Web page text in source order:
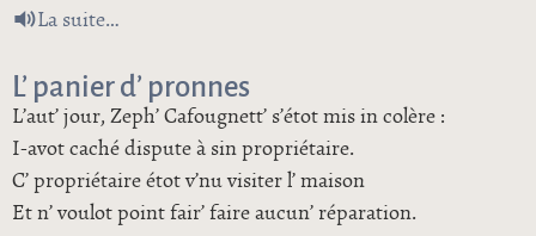
La suitede Soir d’été
L’ panier d’ pronnes
L’aut’ jour, Zeph’ Cafougnett’ s’étot mis in colère :
I-avot caché dispute à sin propriétaire.
C’ propriétaire étot v’nu visiter l’ maison
Et n’ voulot point fair’ faire aucun’ réparation.